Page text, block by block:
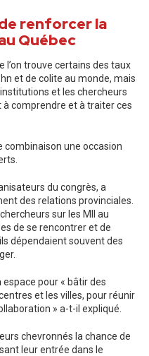
renforcer la
Québec
l’on trouve certains des taux
et de colite au monde, mais
et les chercheurs
à comprendre et à traiter ces
combinaison une occasion
du congrès, a
des relations provinciales.
sur les MII au
de se rencontrer et de
dépendaient souvent des
espace pour « bâtir des
et les villes, pour réunir
» a-t-il expliqué.
chevronnés la chance de
leur entrée dans le